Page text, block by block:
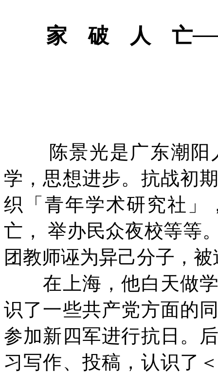
家 破 人 亡──
陈景光是广东潮
学，思想进步。抗战初
织「青年学术研究社」
亡，
举办民众夜校等等
团教师诬为异己分子，
在上海，他白天做学
识了一些共产党方面的
参加新四军进行抗日。
习写作、投稿，认识了